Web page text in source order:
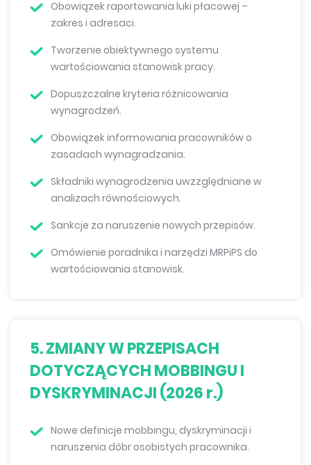
Obowiązek raportowania luki płacowej –
zakres i adresaci.
Tworzenie obiektywnego systemu
wartościowania stanowisk pracy.
Dopuszczalne kryteria różnicowania
wynagrodzeń.
Obowiązek informowania pracowników o
zasadach wynagradzania.
Składniki wynagrodzenia uwzzględniane w
analizach równościowych.
Sankcje za naruszenie nowych przepisów.
Omówienie poradnika i narzędzi MRPiPS do
wartościowania stanowisk.
5. ZMIANY W PRZEPISACH
DOTYCZĄCYCH MOBBINGU I
DYSKRYMINACJI (2026 r.)
Nowe definicje mobbingu, dyskryminacji i
naruszenia dóbr osobistych pracownika.